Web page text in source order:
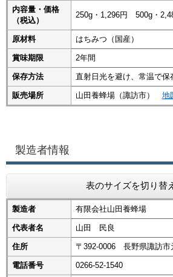
内容量・価格
（税込）
250g・1,296円 500g・
原材料 はちみつ（国産）
賞味期限 2年間
保存方法 直射日光を避け、常温で保
販売場所 山田養蜂場（諏訪市） 地
製造者情報
表のサイズを切り替
製造者 有限会社山田養蜂場
代表者名 山田 民良
住所 〒392-0006 長野県諏訪市
電話番号 0266-52-1540